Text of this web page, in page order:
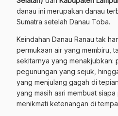
danau ini merupakan danau
Sumatra setelah Danau Toba.
Keindahan Danau Ranau tak
permukaan air yang membiru,
sekitarnya yang menakjubkan:
pegunungan yang sejuk,
yang menjulang gagah di
yang masih asri membuat
menikmati ketenangan di